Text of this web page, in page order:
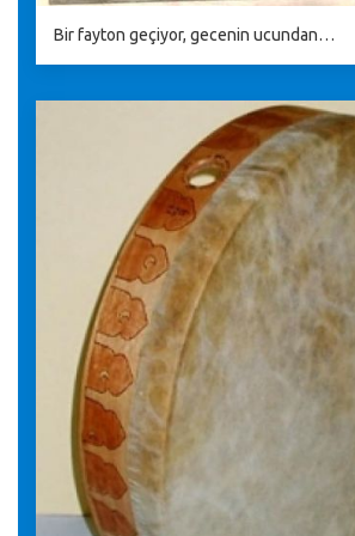
Bir fayton geçiyor, gecenin ucundan…